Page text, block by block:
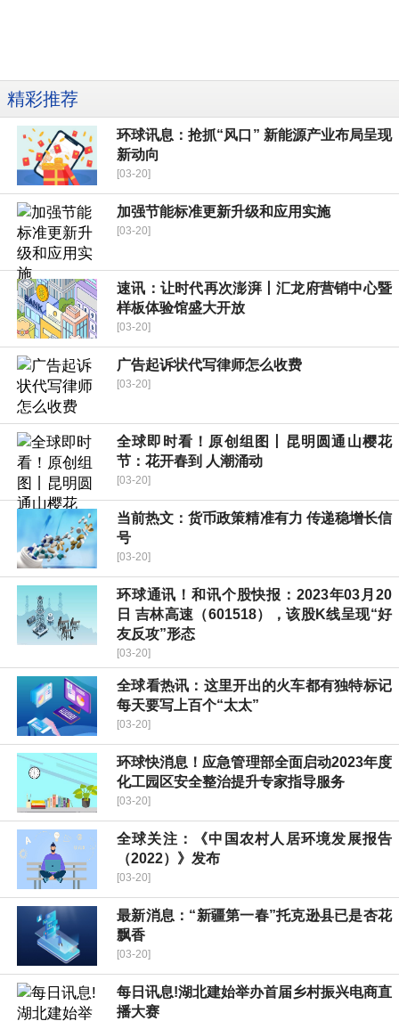
精彩推荐
环球讯息：抢抓“风口” 新能源产业布局呈现
新动向
[03-20]
加强节能标准更新升级和应用实施
[03-20]
速讯：让时代再次澎湃丨汇龙府营销中心暨
样板体验馆盛大开放
[03-20]
广告起诉状代写律师怎么收费
[03-20]
全球即时看！原创组图丨昆明圆通山樱花
节：花开春到 人潮涌动
[03-20]
当前热文：货币政策精准有力 传递稳增长信
号
[03-20]
环球通讯！和讯个股快报：2023年03月20
日 吉林高速（601518），该股K线呈现“好
友反攻”形态
[03-20]
全球看热讯：这里开出的火车都有独特标记
每天要写上百个“太太”
[03-20]
环球快消息！应急管理部全面启动2023年度
化工园区安全整治提升专家指导服务
[03-20]
全球关注：《中国农村人居环境发展报告
（2022）》发布
[03-20]
最新消息：“新疆第一春”托克逊县已是杏花
飘香
[03-20]
每日讯息!湖北建始举办首届乡村振兴电商直
播大赛